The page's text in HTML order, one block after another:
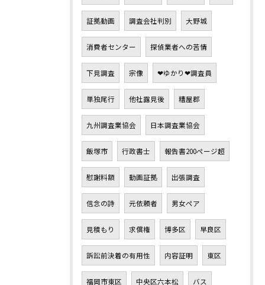
証拠動画 調査会社判別 大野城
消費者センター 探偵業者への苦情
下見調査 宗像 ❤ゆかり❤調査員
単独尾行 他社露見後 糟屋郡
九州調査業協会 日本調査業協会
飯塚市 行政書士 報告書200ページ超
慰謝料額 動画証拠 出張調査
信念の詩 元依頼者 男女ペア
見積もり 求償権 博多区 早良区
訴訟前決着の有用性 内容証明 東区
福岡市東区 中央区六本松 バス